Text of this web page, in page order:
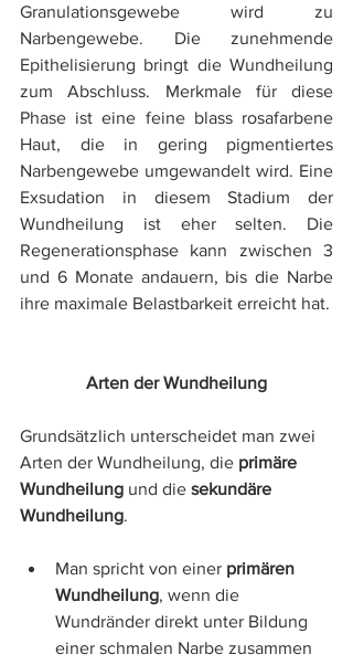
Granulationsgewebe wird zu
Narbengewebe. Die zunehmende
Epithelisierung bringt die Wundheilung
zum Abschluss. Merkmale für diese
Phase ist eine feine blass rosafarbene
Haut, die in gering pigmentiertes
Narbengewebe umgewandelt wird. Eine
Exsudation in diesem Stadium der
Wundheilung ist eher selten. Die
Regenerationsphase kann zwischen 3
und 6 Monate andauern, bis die Narbe
ihre maximale Belastbarkeit erreicht hat.
Arten der Wundheilung
Grundsätzlich unterscheidet man zwei
Arten der Wundheilung, die primäre
Wundheilung und die sekundäre
Wundheilung.
Man spricht von einer primären
Wundheilung, wenn die
Wundränder direkt unter Bildung
einer schmalen Narbe zusammen